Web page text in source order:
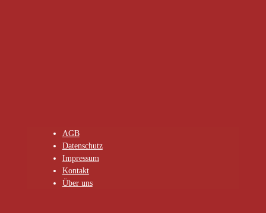
AGB
Datenschutz
Impressum
Kontakt
Über uns